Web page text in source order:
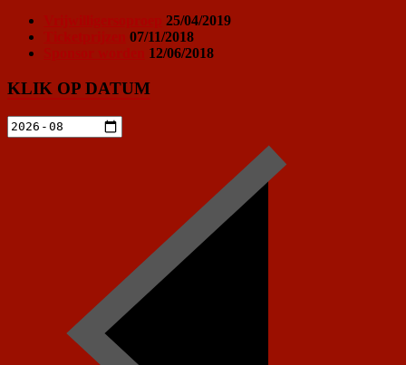
25/04/2019
07/11/2018
12/06/2018
KLIK OP DATUM